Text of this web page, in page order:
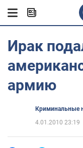
Ирак
армию
Криминальные
4.01.2010 23:19